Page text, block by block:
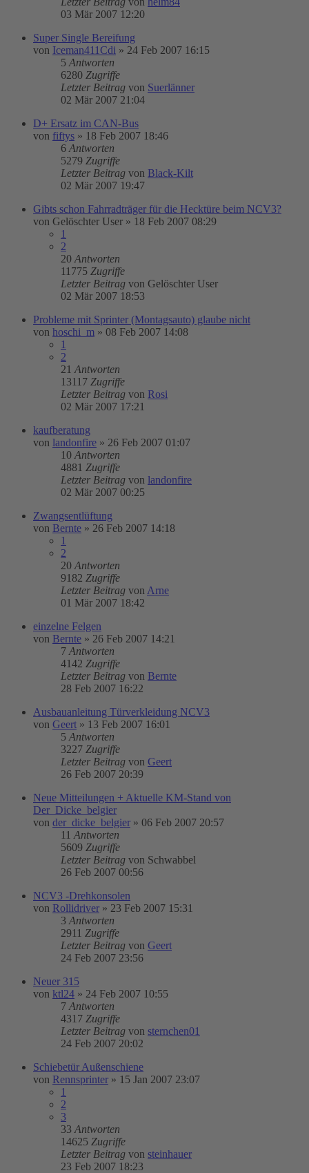
03 Mär 2007 12:20
Super Single Bereifung
von Iceman411Cdi » 24 Feb 2007 16:15
5 Antworten
6280 Zugriffe
Letzter Beitrag von Suerlänner
02 Mär 2007 21:04
D+ Ersatz im CAN-Bus
von fiftys » 18 Feb 2007 18:46
6 Antworten
5279 Zugriffe
Letzter Beitrag von Black-Kilt
02 Mär 2007 19:47
Gibts schon Fahrradträger für die Hecktüre beim NCV3?
von Gelöschter User » 18 Feb 2007 08:29
1
2
20 Antworten
11775 Zugriffe
Letzter Beitrag von Gelöschter User
02 Mär 2007 18:53
Probleme mit Sprinter (Montagsauto) glaube nicht
von hoschi_m » 08 Feb 2007 14:08
1
2
21 Antworten
13117 Zugriffe
Letzter Beitrag von Rosi
02 Mär 2007 17:21
kaufberatung
von landonfire » 26 Feb 2007 01:07
10 Antworten
4881 Zugriffe
Letzter Beitrag von landonfire
02 Mär 2007 00:25
Zwangsentlüftung
von Bernte » 26 Feb 2007 14:18
1
2
20 Antworten
9182 Zugriffe
Letzter Beitrag von Arne
01 Mär 2007 18:42
einzelne Felgen
von Bernte » 26 Feb 2007 14:21
7 Antworten
4142 Zugriffe
Letzter Beitrag von Bernte
28 Feb 2007 16:22
Ausbauanleitung Türverkleidung NCV3
von Geert » 13 Feb 2007 16:01
5 Antworten
3227 Zugriffe
Letzter Beitrag von Geert
26 Feb 2007 20:39
Neue Mitteilungen + Aktuelle KM-Stand von
Der_Dicke_belgier
von der_dicke_belgier » 06 Feb 2007 20:57
11 Antworten
5609 Zugriffe
Letzter Beitrag von Schwabbel
26 Feb 2007 00:56
NCV3 -Drehkonsolen
von Rollidriver » 23 Feb 2007 15:31
3 Antworten
2911 Zugriffe
Letzter Beitrag von Geert
24 Feb 2007 23:56
Neuer 315
von ktl24 » 24 Feb 2007 10:55
7 Antworten
4317 Zugriffe
Letzter Beitrag von sternchen01
24 Feb 2007 20:02
Schiebetür Außenschiene
von Rennsprinter » 15 Jan 2007 23:07
1
2
3
33 Antworten
14625 Zugriffe
Letzter Beitrag von steinhauer
23 Feb 2007 18:23